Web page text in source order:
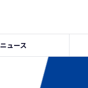
ニュース